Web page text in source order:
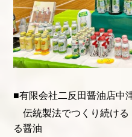
■有限会社二反田醤油店中
伝統製法でつくり続ける
る醤油